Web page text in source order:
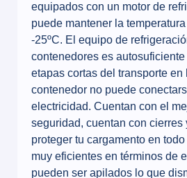
equipados con un motor de
puede mantener la
-25ºC. El equipo de
contenedores es
etapas cortas del transporte en
contenedor no puede
electricidad. Cuentan con el
seguridad, cuentan con cierres
proteger tu cargamento en
muy eficientes en términos de
pueden ser apilados lo que